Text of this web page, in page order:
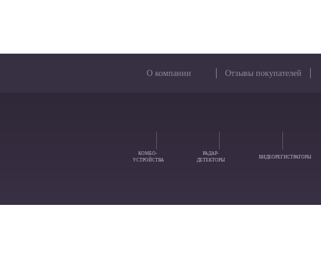
О компании Отзывы покупателей
КОМБО-
УСТРОЙСТВА
РАДАР-
ДЕТЕКТОРЫ
ВИДЕОРЕГИСТРАТОРЫ